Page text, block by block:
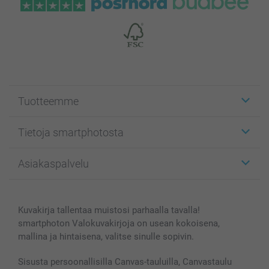
Tuotteemme
Kuvakortit
Kuvakirjat
Kännykkä & Tabletti
MyNameBook
Valokuvakehykset & Lisätarvikkeet
Tietoja smartphotosta
Affiliate ohjelma
Sivukartta
Ehdot/takuut
Asiakaspalvelu
smartbonus
Hinnat & maksutavat
Kuvakirja tallentaa muistosi parhaalla tavalla!
smartphoton Valokuvakirjoja on usean kokoisena,
mallina ja hintaisena, valitse sinulle sopivin.
Sisusta persoonallisilla Canvas-tauluilla, Canvastaulu